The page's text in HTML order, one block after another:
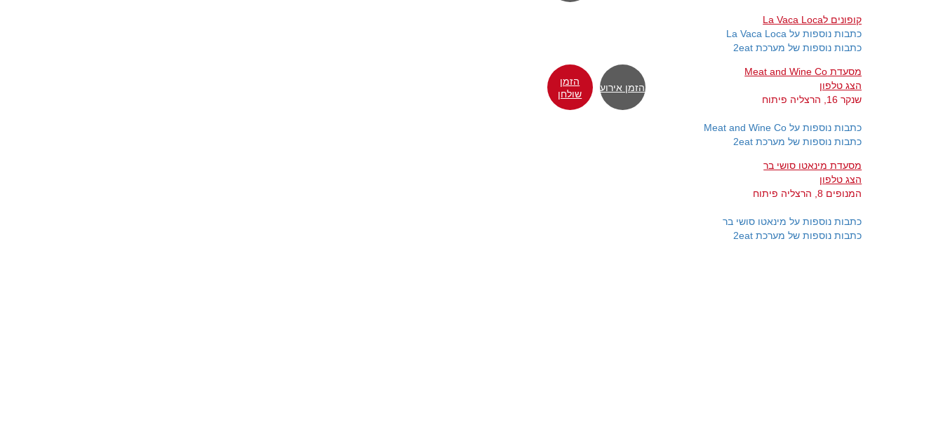
קופונים לLa Vaca Loca
כתבות נוספות על La Vaca Loca
כתבות נוספות של מערכת 2eat
מסעדת Meat and Wine Co
הצג טלפון
שנקר 16, הרצליה פיתוח
הזמן
שולחן
הזמן אירוע
כתבות נוספות על Meat and Wine Co
כתבות נוספות של מערכת 2eat
מסעדת מינאטו סושי בר
הצג טלפון
המנופים 8, הרצליה פיתוח
כתבות נוספות על מינאטו סושי בר
כתבות נוספות של מערכת 2eat